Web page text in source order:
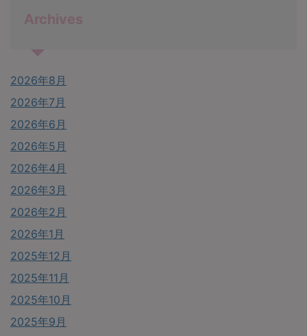
Archives
2026年8月
2026年7月
2026年6月
2026年5月
2026年4月
2026年3月
2026年2月
2026年1月
2025年12月
2025年11月
2025年10月
2025年9月